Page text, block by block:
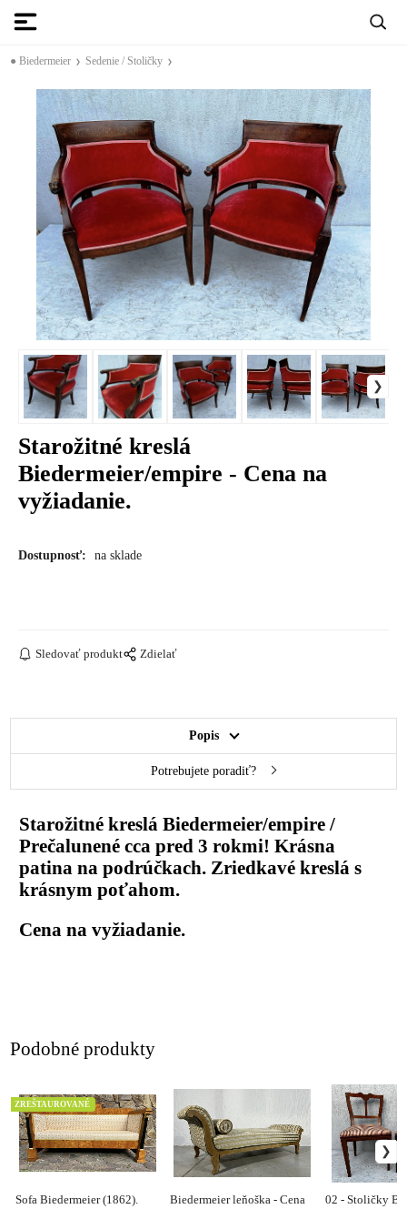
● Biedermeier Sedenie / Stoličky
Starožitné kreslá
Biedermeier/empire - Cena na
vyžiadanie.
Dostupnosť: na sklade
Sledovať produkt Zdielať
Popis
Potrebujete poradiť?
Starožitné kreslá Biedermeier/empire /
Prečalunené cca pred 3 rokmi! Krásna
patina na podrúčkach. Zriedkavé kreslá s
krásnym poťahom.
Cena na vyžiadanie.
Podobné produkty
Sofa Biedermeier (1862).
ZREŠTAUROVANÉ
Biedermeier leňoška - Cena
02 - Stoličky